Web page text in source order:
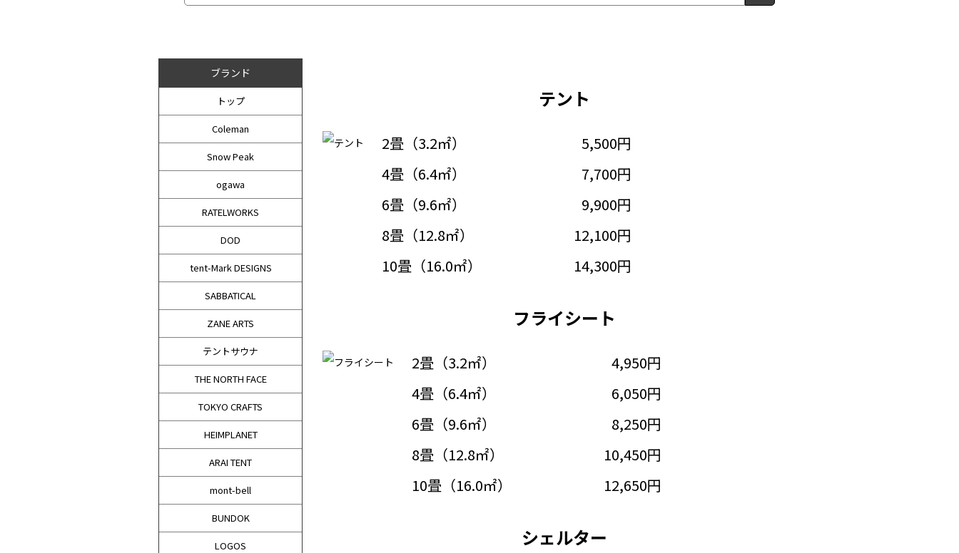
ブランド
トップ
Coleman
Snow Peak
ogawa
RATELWORKS
DOD
tent-Mark DESIGNS
SABBATICAL
ZANE ARTS
テントサウナ
THE NORTH FACE
TOKYO CRAFTS
HEIMPLANET
ARAI TENT
mont-bell
BUNDOK
LOGOS
テント
2畳（3.2㎡）
5,500円
4畳（6.4㎡）
7,700円
6畳（9.6㎡）
9,900円
8畳（12.8㎡）
12,100円
10畳（16.0㎡）
14,300円
フライシート
2畳（3.2㎡）
4,950円
4畳（6.4㎡）
6,050円
6畳（9.6㎡）
8,250円
8畳（12.8㎡）
10,450円
10畳（16.0㎡）
12,650円
シェルター